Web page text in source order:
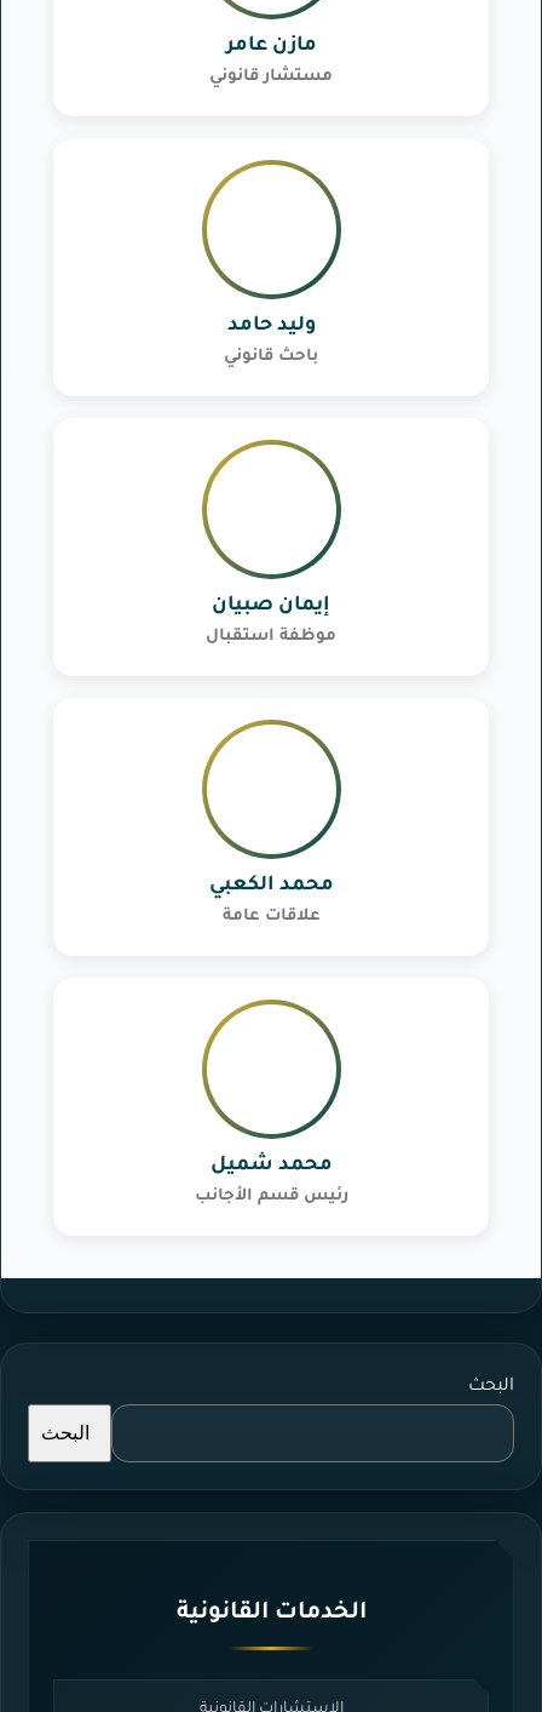
مازن عامر
مستشار قانوني
وليد حامد
باحث قانوني
إيمان صبيان
موظفة استقبال
محمد الكعبي
علاقات عامة
محمد شميل
رئيس قسم الأجانب
البحث
البحث
الخدمات القانونية